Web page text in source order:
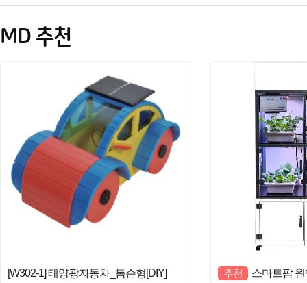
MD 추천
[W302-1] 태양광자동차_톰슨형[DIY] 추천 스마트팜